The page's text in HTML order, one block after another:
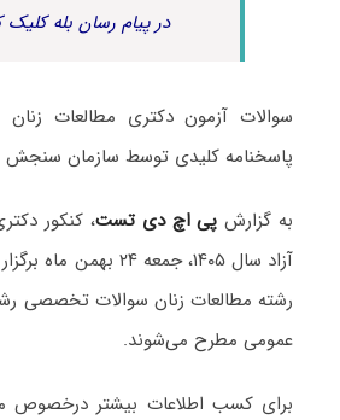
در پیام رسان بله کلیک
پاسخنامه کلیدی توسط سازمان سنجش
به گزارشپی اچ دی تست، کنکور
آزاد سال ۱۴۰۵، جمعه ۲۴
رشته مطالعات زنان سوالات تخصصی
عمومی مطرح می‌شوند.
برای کسب اطلاعات بیشتر درخصوص